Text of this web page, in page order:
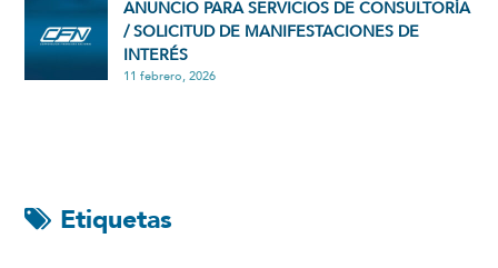
ANUNCIO PARA SERVICIOS DE CONSULTORÍA
/ SOLICITUD DE MANIFESTACIONES DE
INTERÉS
11 febrero, 2026
Etiquetas